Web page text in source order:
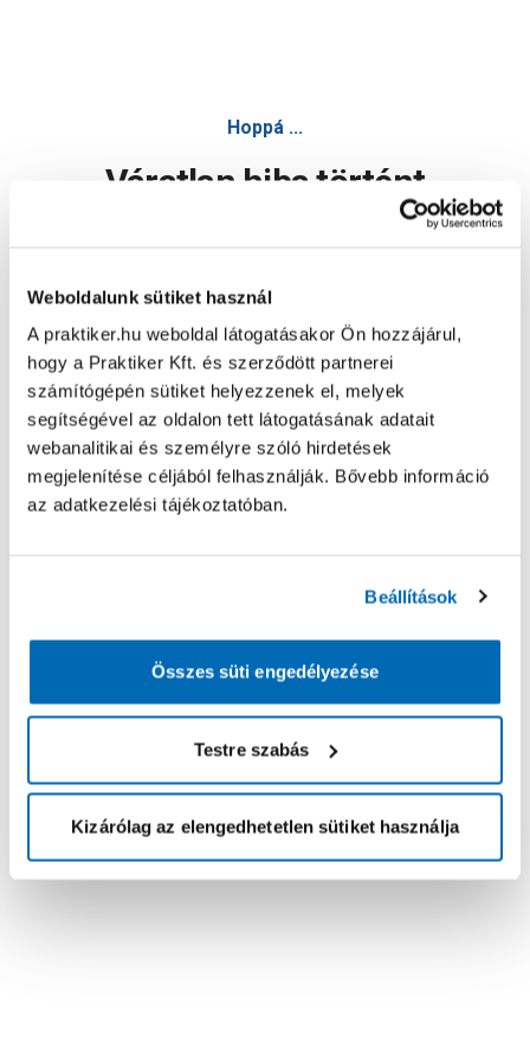
Weboldalunk sütiket használ
A praktiker.hu weboldal látogatásakor Ön hozzájárul,
hogy a Praktiker Kft. és szerződött partnerei
számítógépén sütiket helyezzenek el, melyek
segítségével az oldalon tett látogatásának adatait
webanalitikai és személyre szóló hirdetések
megjelenítése céljából felhasználják. Bővebb információ
az adatkezelési tájékoztatóban.
Beállítások
Összes süti engedélyezése
Testre szabás
Kizárólag az elengedhetetlen sütiket használja
Hoppá ...
Váratlan hiba történt
Oldal újratöltése